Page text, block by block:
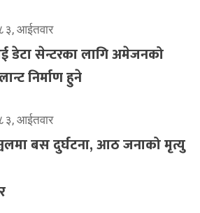
आईतवार
डेटा सेन्टरका लागि अमेजनको
निर्माण हुने
आईतवार
बस दुर्घटना, आठ जनाको मृत्यु